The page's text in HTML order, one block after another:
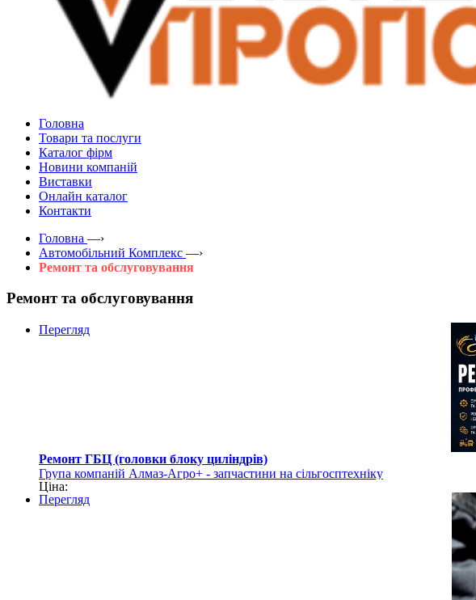
Головна
Товари та послуги
Каталог фірм
Новини компаній
Виставки
Онлайн каталог
Контакти
Головна —›
Автомобільний Комплекс —›
Ремонт та обслуговування
Ремонт та обслуговування
Перегляд
Ремонт ГБЦ (головки блоку циліндрів)
Група компаній Алмаз-Агро+ - запчастини на сільгосптехніку
Ціна:
Перегляд